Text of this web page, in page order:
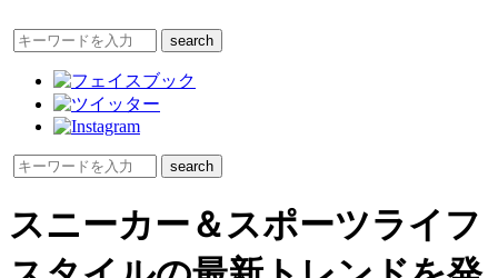
スニーカー＆スポーツライフ